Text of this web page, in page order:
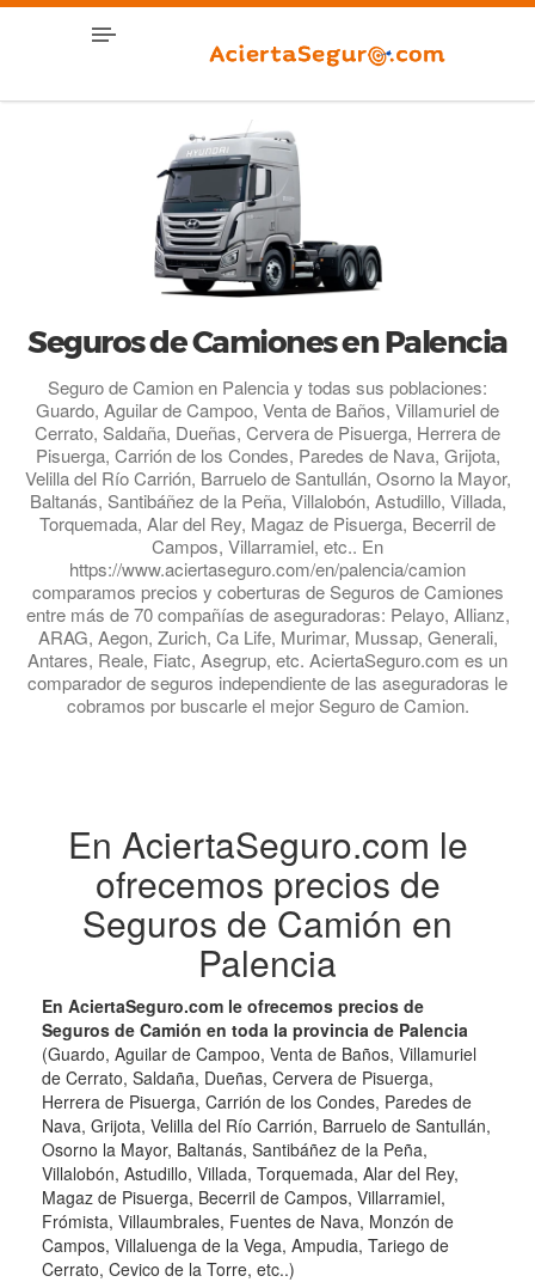
Seguros de Camiones en Palencia
Seguro de Camion en Palencia y todas sus poblaciones:
Guardo, Aguilar de Campoo, Venta de Baños, Villamuriel de
Cerrato, Saldaña, Dueñas, Cervera de Pisuerga, Herrera de
Pisuerga, Carrión de los Condes, Paredes de Nava, Grijota,
Velilla del Río Carrión, Barruelo de Santullán, Osorno la Mayor,
Baltanás, Santibáñez de la Peña, Villalobón, Astudillo, Villada,
Torquemada, Alar del Rey, Magaz de Pisuerga, Becerril de
Campos, Villarramiel, etc.. En
https://www.aciertaseguro.com/en/palencia/camion
comparamos precios y coberturas de Seguros de Camiones
entre más de 70 compañías de aseguradoras: Pelayo, Allianz,
ARAG, Aegon, Zurich, Ca Life, Murimar, Mussap, Generali,
Antares, Reale, Fiatc, Asegrup, etc. AciertaSeguro.com es un
comparador de seguros independiente de las aseguradoras le
cobramos por buscarle el mejor Seguro de Camion.
En AciertaSeguro.com le
ofrecemos precios de
Seguros de Camión en
Palencia
En AciertaSeguro.com le ofrecemos precios de
Seguros de Camión en toda la provincia de Palencia
(Guardo, Aguilar de Campoo, Venta de Baños, Villamuriel
de Cerrato, Saldaña, Dueñas, Cervera de Pisuerga,
Herrera de Pisuerga, Carrión de los Condes, Paredes de
Nava, Grijota, Velilla del Río Carrión, Barruelo de Santullán,
Osorno la Mayor, Baltanás, Santibáñez de la Peña,
Villalobón, Astudillo, Villada, Torquemada, Alar del Rey,
Magaz de Pisuerga, Becerril de Campos, Villarramiel,
Frómista, Villaumbrales, Fuentes de Nava, Monzón de
Campos, Villaluenga de la Vega, Ampudia, Tariego de
Cerrato, Cevico de la Torre, etc..)